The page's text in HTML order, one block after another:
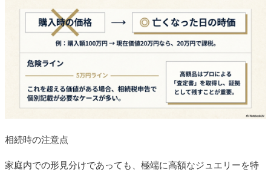
相続時の注意点
家庭内での形見分けであっても、極端に高額なジュエリーを特